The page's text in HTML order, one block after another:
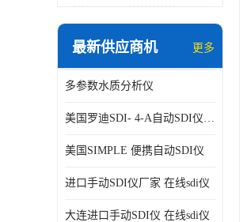
最新供应商机 更多
多参数水质分析仪
美国罗迪SDI- 4-A自动SDI仪在线分析仪污染指数仪
美国SIMPLE 便携自动SDI仪
进口手动SDI仪厂家 在线sdi仪
大连进口手动SDI仪 在线sdi仪